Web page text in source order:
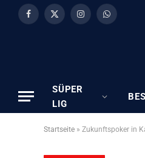
Facebook
X
InstagramWhatsApp
SÜPER
LIG
Startseite » Zukunftspoker in